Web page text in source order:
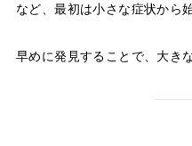
など、最初は小さな症状から
早めに発見することで、大き